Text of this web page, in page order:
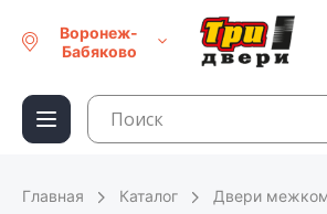
Воронеж-
Бабяково
Главная Каталог
Двери